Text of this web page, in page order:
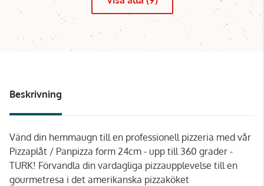
Beskrivning
Vänd din hemmaugn till en professionell pizzeria med vår
Pizzaplåt / Panpizza form 24cm - upp till 360 grader -
TURK! Förvandla din vardagliga pizzaupplevelse till en
gourmetresa i det amerikanska pizzaköket